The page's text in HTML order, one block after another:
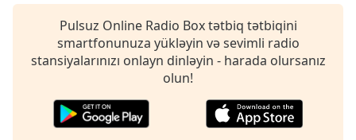
off,
selected
Subtitles
settings,
opens
Pulsuz Online Radio Box tətbiq tətbiqini
smartfonunuza yükləyin və sevimli radio
stansiyalarınızı onlayn dinləyin - harada olursanız
olun!